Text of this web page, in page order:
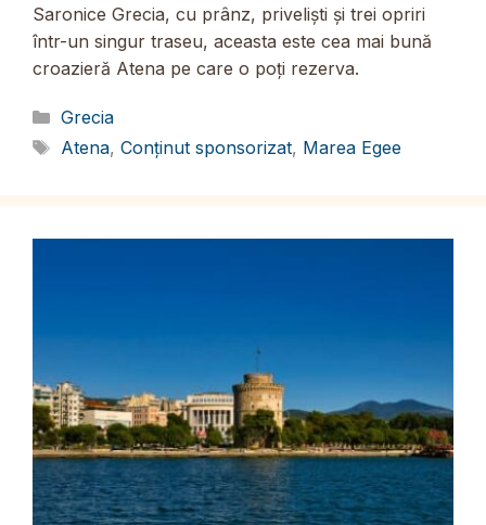
Saronice Grecia, cu prânz, priveliști și trei opriri
într-un singur traseu, aceasta este cea mai bună
croazieră Atena pe care o poți rezerva.
Categorii
Grecia
Etichete
Atena, Conținut sponsorizat, Marea Egee